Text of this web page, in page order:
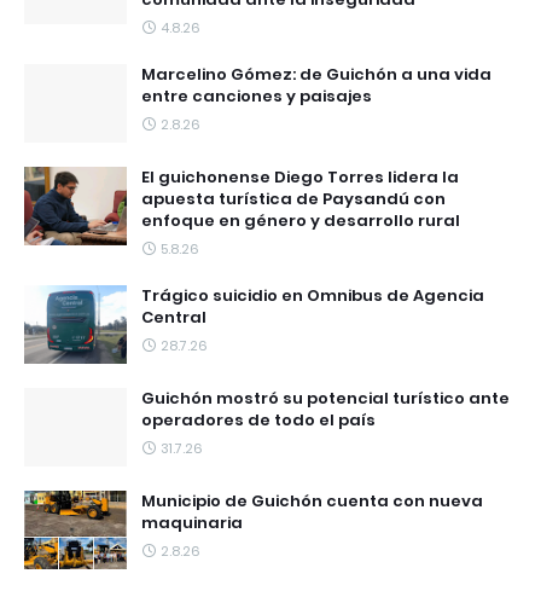
4.8.26
Marcelino Gómez: de Guichón a una vida
entre canciones y paisajes
2.8.26
El guichonense Diego Torres lidera la
apuesta turística de Paysandú con
enfoque en género y desarrollo rural
5.8.26
Trágico suicidio en Omnibus de Agencia
Central
28.7.26
Guichón mostró su potencial turístico ante
operadores de todo el país
31.7.26
Municipio de Guichón cuenta con nueva
maquinaria
2.8.26